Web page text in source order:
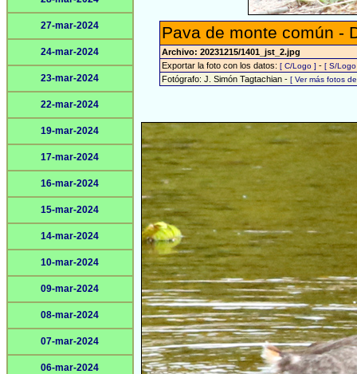
27-mar-2024
24-mar-2024
23-mar-2024
22-mar-2024
19-mar-2024
17-mar-2024
16-mar-2024
15-mar-2024
14-mar-2024
10-mar-2024
09-mar-2024
08-mar-2024
07-mar-2024
06-mar-2024
Pava de monte común -
Archivo: 20231215/1401_jst_2.jpg
Exportar la foto con los datos: [ C/Logo ] - [ S/
Fotógrafo: J. Simón Tagtachian - [ Ver más fotos